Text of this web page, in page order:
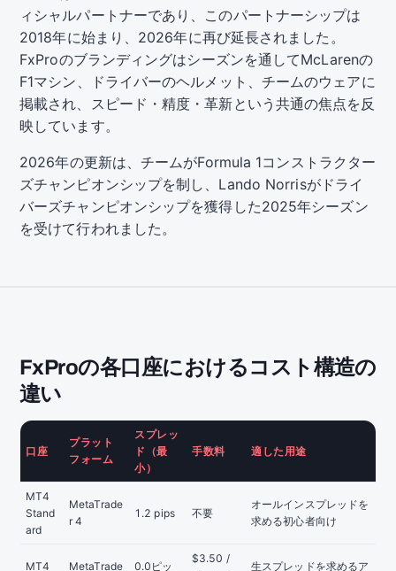
ィシャルパートナーであり、このパートナーシップは
2018年に始まり、2026年に再び延長されました。
FxProのブランディングはシーズンを通してMcLarenの
F1マシン、ドライバーのヘルメット、チームのウェアに
掲載され、スピード・精度・革新という共通の焦点を反
映しています。
2026年の更新は、チームがFormula 1コンストラクター
ズチャンピオンシップを制し、Lando Norrisがドライ
バーズチャンピオンシップを獲得した2025年シーズン
を受けて行われました。
FxProの各口座におけるコスト構造の
違い
口座
プラット
フォーム
スプレッ
ド（最
小）
手数料 適した用途
MT4
Stand
ard
MetaTrade
r 4
1.2 pips 不要
オールインスプレッドを
求める初心者向け
MT4
MetaTrade
0.0ピッ
$3.50 /
生スプレッドを求めるア